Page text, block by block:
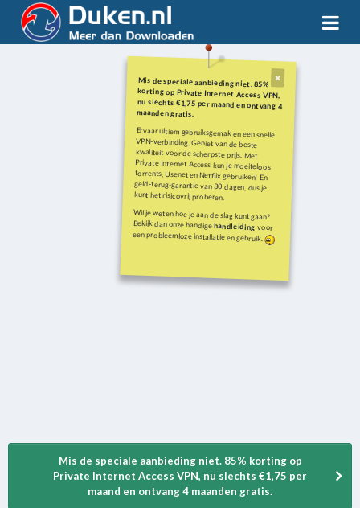
Mis de speciale aanbieding niet. 85%
korting op Private Internet Access VPN,
nu slechts €1,75 per maand en ontvang 4
maanden gratis.
Ervaar ultiem gebruiksgemak en een snelle
VPN-verbinding. Geniet van de beste
kwaliteit voor de scherpste prijs. Met
Private Internet Access kun je moeiteloos
torrents, Usenet en Netflix gebruiken! En
geld-terug-garantie van 30 dagen, dus je
kunt het risicovrij proberen.
Wil je weten hoe je aan de slag kunt gaan?
Bekijk dan onze handigehandleiding voor
een probleemloze installatie en gebruik.
Mis de speciale aanbieding niet. 85% korting op
Private Internet Access VPN, nu slechts €1,75 per
maand en ontvang 4 maanden gratis.